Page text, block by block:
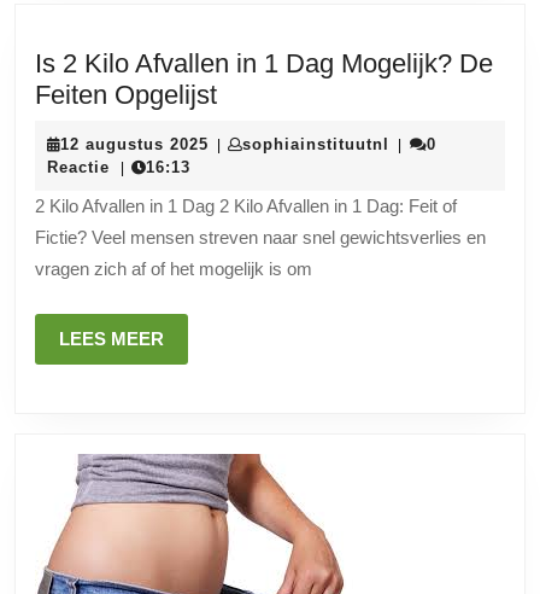
Is 2 Kilo Afvallen in 1 Dag Mogelijk? De
Feiten OpgelijstIs
Kilo
in
1
Dag
12 augustus 2025 12| sophiainstituutnl sophiainstituutnl
|
0
Reactie
| 16:13
2 Kilo Afvallen in 1 Dag 2 Kilo Afvallen in 1 Dag: Feit of
Fictie? Veel mensen streven naar snel gewichtsverlies en
vragen zich af of het mogelijk is om
LEES MEER
MEER